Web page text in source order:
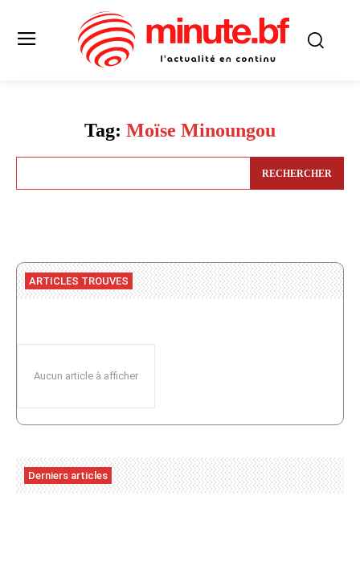
Tag: Moïse Minoungou
RECHERCHER
ARTICLES TROUVES
Aucun article à afficher
Derniers articles